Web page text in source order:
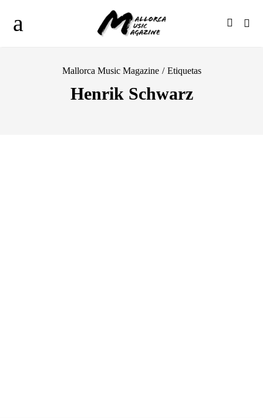
Mallorca Music Magazine / Etiquetas
Henrik Schwarz